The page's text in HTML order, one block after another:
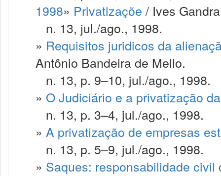
1998» Privatizaçõe / Ives
n. 13, jul./ago., 1998.
» Requisitos juridicos da
Antônio Bandeira de Mello.
n. 13, p. 9–10, jul./ago., 1998.
» O Judiciário e a privatização
n. 13, p. 3–4, jul./ago., 1998.
» A privatização de empresas
n. 13, p. 5–9, jul./ago., 1998.
» Saques: responsabilidade civil